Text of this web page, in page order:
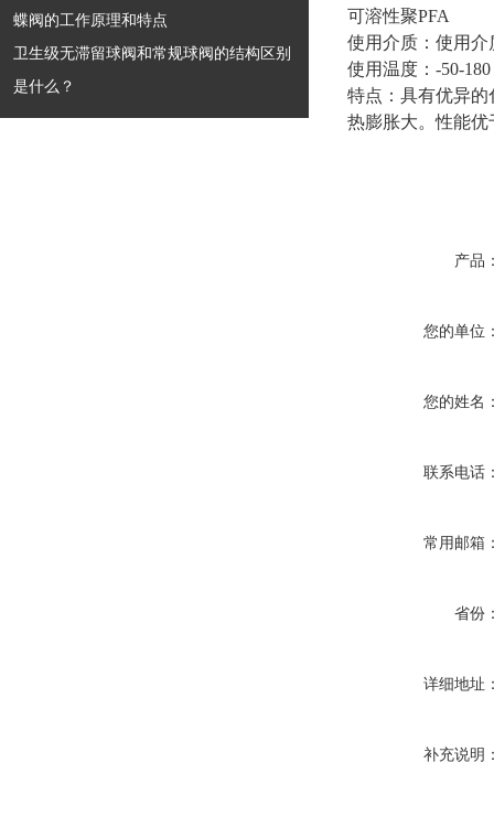
蝶阀的工作原理和特点
卫生级无滞留球阀和常规球阀的结构区别
是什么？
可溶性聚PFA
使用介质：使用
使用温度：-50-180
特点：具有优异
热膨胀大。性能
产品
您的单位
您的姓名
联系电话
常用邮箱
省份
详细地址
补充说明